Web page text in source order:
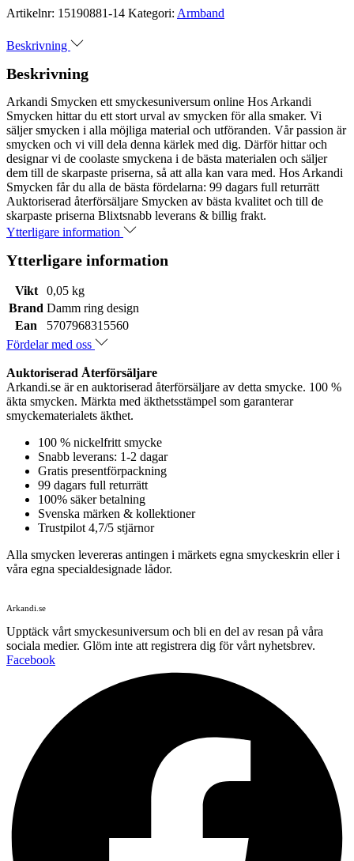
Artikelnr: 15190881-14 Kategori: Armband
Beskrivning
Beskrivning
Arkandi Smycken ett smyckesuniversum online Hos Arkandi
Smycken hittar du ett stort urval av smycken för alla smaker. Vi
säljer smycken i alla möjliga material och utföranden. Vår passion är
smycken och vi vill dela denna kärlek med dig. Därför hittar och
designar vi de coolaste smyckena i de bästa materialen och säljer
dem till de skarpaste priserna, så att alla kan vara med. Hos Arkandi
Smycken får du alla de bästa fördelarna: 99 dagars full returrätt
Auktoriserad återförsäljare Smycken av bästa kvalitet och till de
skarpaste priserna Blixtsnabb leverans & billig frakt.
Ytterligare information
Ytterligare information
Vikt
0,05 kg
Brand Damm ring design
Ean
5707968315560
Fördelar med oss
Auktoriserad Återförsäljare
Arkandi.se är en auktoriserad återförsäljare av detta smycke. 100 %
äkta smycken. Märkta med äkthetsstämpel som garanterar
smyckematerialets äkthet.
100 % nickelfritt smycke
Snabb leverans: 1-2 dagar
Gratis presentförpackning
99 dagars full returrätt
100% säker betalning
Svenska märken & kollektioner
Trustpilot 4,7/5 stjärnor
Alla smycken levereras antingen i märkets egna smyckeskrin eller i
våra egna specialdesignade lådor.
Arkandi.se
Upptäck vårt smyckesuniversum och bli en del av resan på våra
sociala medier. Glöm inte att registrera dig för vårt nyhetsbrev.
Facebook